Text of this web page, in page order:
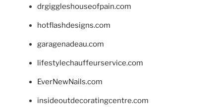
drgiggleshouseofpain.com
hotflashdesigns.com
garagenadeau.com
lifestylechauffeurservice.com
EverNewNails.com
insideoutdecoratingcentre.com